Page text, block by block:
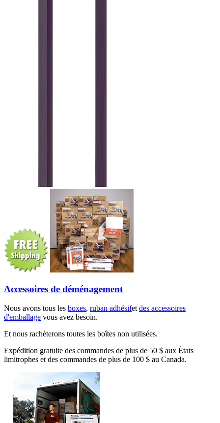
Accessoires de déménagement
Nous avons tous les boxes, ruban adhésifet des accessoires
d'emballage vous avez besoin.
Et nous rachèterons toutes les boîtes non utilisées.
Expédition gratuite des commandes de plus de 50 $ aux États
limitrophes et des commandes de plus de 100 $ au Canada.